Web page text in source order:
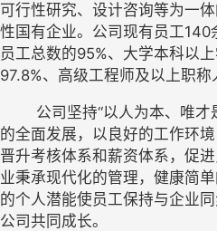
可行性研究、设计咨询等为一
性国有企业。公司现有员工
员工总数的95%、大学本科以
97.8%、高级工程师及以上职称
的全面发展，以良好的工作环
晋升考核体系和薪资体系，促
业秉承现代化的管理，健康简
的个人潜能使员工保持与企业
公司共同成长。